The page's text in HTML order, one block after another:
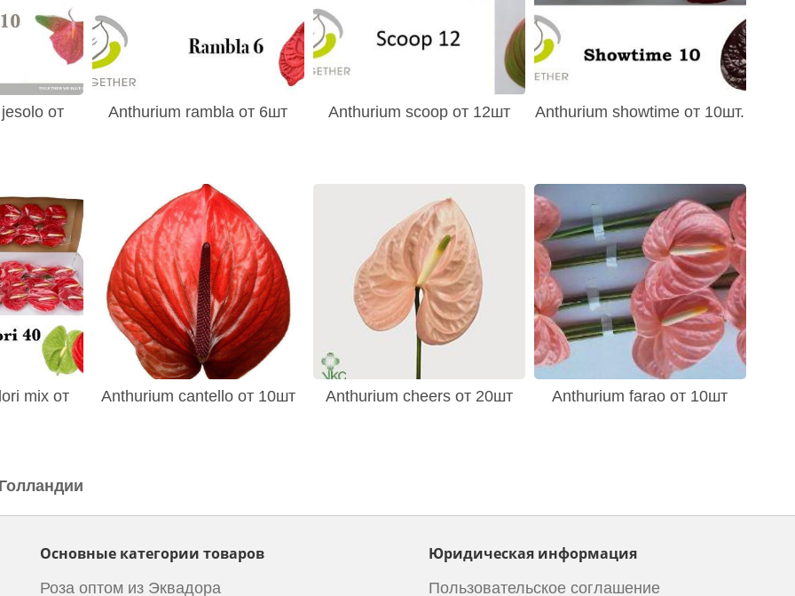
от
Anthurium rambla от 6шт Anthurium scoop от 12шт Anthurium showtime от 10шт.
mix от
Anthurium cantello от 10шт Anthurium cheers от 20шт Anthurium farao от 10шт
Основные категории товаров
Роза оптом из Эквадора
Юридическая информация
Пользовательское соглашение